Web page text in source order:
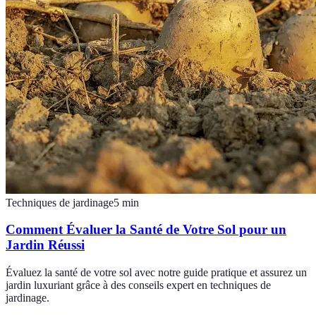
Techniques de jardinage5 min
Comment Évaluer la Santé de Votre Sol pour un
Jardin Réussi
Évaluez la santé de votre sol avec notre guide pratique et assurez un
jardin luxuriant grâce à des conseils expert en techniques de
jardinage.